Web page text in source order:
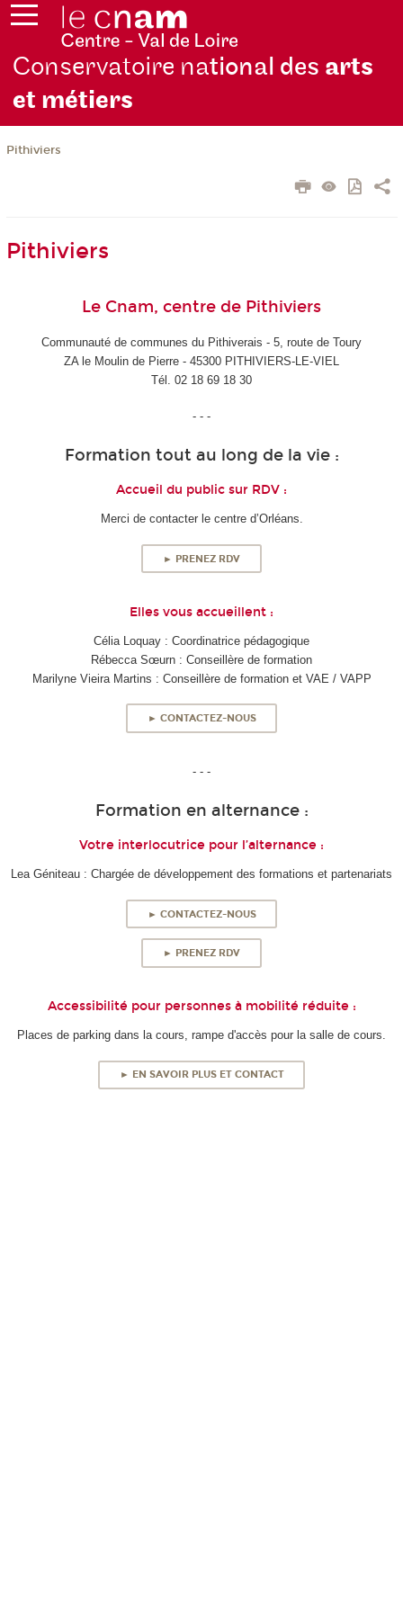
Conservatoire national des arts
et métiers
Pithiviers
Pithiviers
Le Cnam, centre de Pithiviers
Communauté de communes du Pithiverais - 5, route de Toury
ZA le Moulin de Pierre - 45300 PITHIVIERS-LE-VIEL
Tél. 02 18 69 18 30
- - -
Formation tout au long de la vie :
Accueil du public sur RDV :
Merci de contacter le centre d’Orléans.
► PRENEZ RDV
Elles vous accueillent :
Célia Loquay : Coordinatrice pédagogique
Rébecca Sœurn : Conseillère de formation
Marilyne Vieira Martins : Conseillère de formation et VAE / VAPP
► CONTACTEZ-NOUS
- - -
Formation en alternance :
Votre interlocutrice pour l’alternance :
Lea Géniteau : Chargée de développement des formations et partenariats
► CONTACTEZ-NOUS
► PRENEZ RDV
Accessibilité pour personnes à mobilité réduite :
Places de parking dans la cours, rampe d'accès pour la salle de cours.
► EN SAVOIR PLUS ET CONTACT